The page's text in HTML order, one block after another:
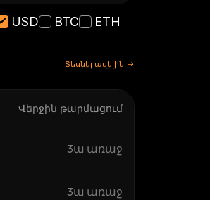
USD BTC ETH
Տեսնել ավելին
Վերջին թարմացում
3ա առաջ
3ա առաջ